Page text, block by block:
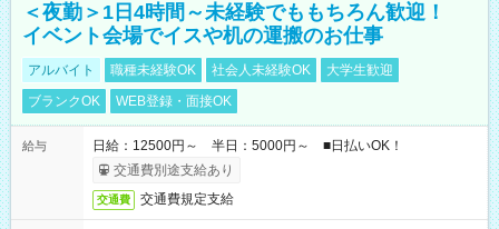
＜夜勤＞1日4時間～未経験でももちろん歓迎！
イベント会場でイスや机の運搬のお仕事
アルバイト 職種未経験OK 社会人未経験OK
大学生歓迎
ブランクOK
WEB登録・面接OK
給与
日給：12500円～ 半日：5000円～ ■日払いOK！
交通費別途支給あり
交通費 交通費規定支給